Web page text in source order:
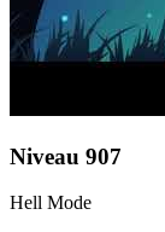
Niveau 907
Hell Mode